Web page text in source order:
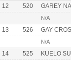
12 520 GAREY
N/A
13 526 GAY-
N/A
14 525 KUELO